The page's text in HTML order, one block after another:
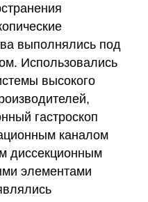
выполнялись под
Использовались
высокого
гастроскоп
каналом
диссекционным
элементами